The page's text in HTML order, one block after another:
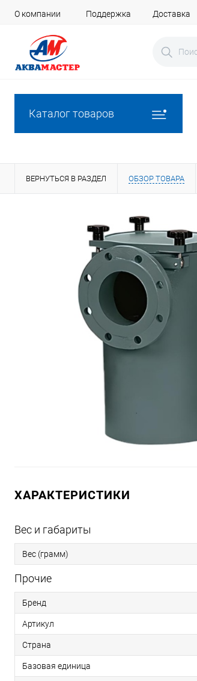
О компании Поддержка Доставка
Каталог товаров
ВЕРНУТЬСЯ В РАЗДЕЛ ОБЗОР ТОВАРА
ХАРАКТЕРИСТИКИ
Вес и габариты
Вес (грамм)
Прочие
Бренд
Артикул
Страна
Базовая единица